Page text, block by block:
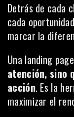
Detrás de cada
cada
marcar la
Una landing
atención, sino
acción. Es la
maximizar el